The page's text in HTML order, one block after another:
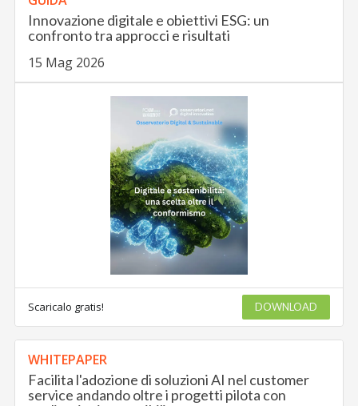
Innovazione digitale e obiettivi ESG: un
confronto tra approcci e risultati
15 Mag 2026
Scaricalo gratis! DOWNLOAD
WHITEPAPER
Facilita l'adozione di soluzioni AI nel customer
service andando oltre i progetti pilota con